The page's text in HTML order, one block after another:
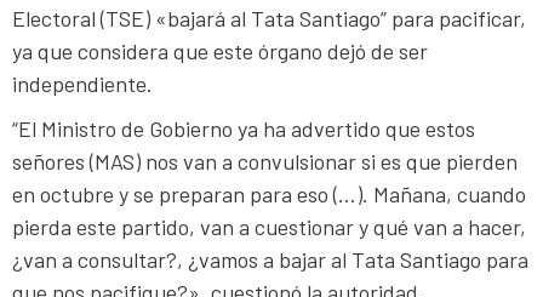
Electoral (TSE) «bajará al Tata Santiago” para pacificar,
ya que considera que este órgano dejó de ser
independiente.
“El Ministro de Gobierno ya ha advertido que estos
señores (MAS) nos van a convulsionar si es que pierden
en octubre y se preparan para eso (…). Mañana, cuando
pierda este partido, van a cuestionar y qué van a hacer,
¿van a consultar?, ¿vamos a bajar al Tata Santiago para